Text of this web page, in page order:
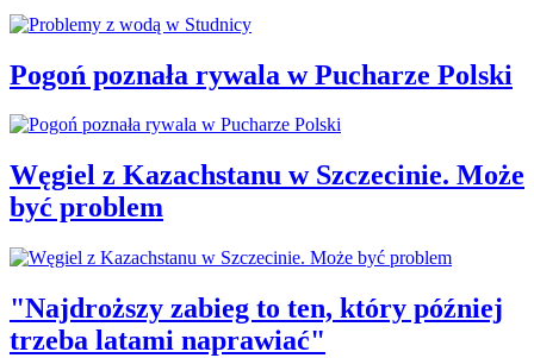
Pogoń poznała rywala w Pucharze Polski
Węgiel z Kazachstanu w Szczecinie. Może
być problem
"Najdroższy zabieg to ten, który później
trzeba latami naprawiać"